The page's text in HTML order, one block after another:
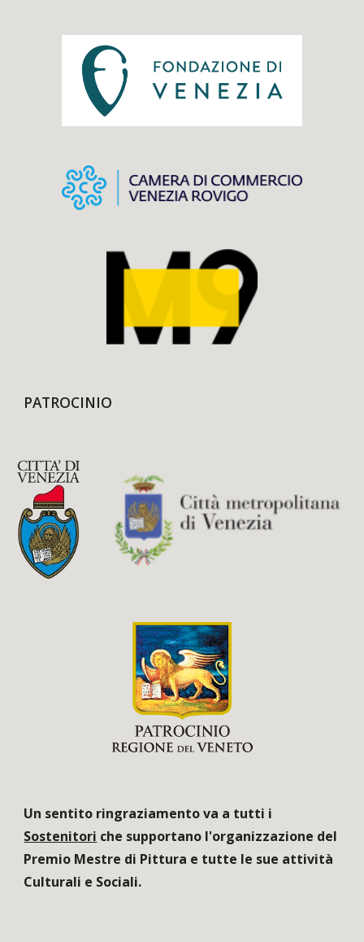
PATROCINIO
Un sentito ringraziamento va a tutti i
Sostenitori che supportano l'organizzazione del
Premio Mestre di Pittura e tutte le sue attività
Culturali e Sociali.